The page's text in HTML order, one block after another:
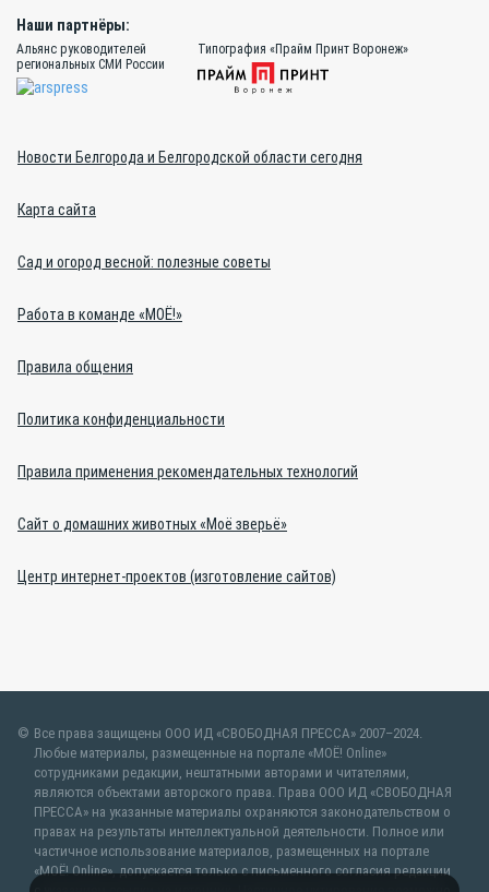
Наши партнёры:
Альянс руководителей
региональных СМИ России
Типография «Прайм Принт Воронеж»
Новости Белгорода и Белгородской области сегодня
Карта сайта
Сад и огород весной: полезные советы
Работа в команде «МОЁ!»
Правила общения
Политика конфиденциальности
Правила применения рекомендательных технологий
Сайт о домашних животных «Моё зверьё»
Центр интернет-проектов (изготовление сайтов)
Все права защищены ООО ИД «СВОБОДНАЯ ПРЕССА» 2007–2024.
Любые материалы, размещенные на портале «МОЁ! Online»
сотрудниками редакции, нештатными авторами и читателями,
являются объектами авторского права. Права ООО ИД «СВОБОДНАЯ
ПРЕССА» на указанные материалы охраняются законодательством о
правах на результаты интеллектуальной деятельности. Полное или
частичное использование материалов, размещенных на портале
«МОЁ! Online», допускается только с письменного согласия редакции